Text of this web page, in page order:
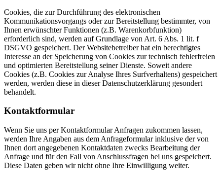
Cookies, die zur Durchführung des elektronischen
Kommunikationsvorgangs oder zur Bereitstellung bestimmter, von
Ihnen erwünschter Funktionen (z.B. Warenkorbfunktion)
erforderlich sind, werden auf Grundlage von Art. 6 Abs. 1 lit. f
DSGVO gespeichert. Der Websitebetreiber hat ein berechtigtes
Interesse an der Speicherung von Cookies zur technisch fehlerfreien
und optimierten Bereitstellung seiner Dienste. Soweit andere
Cookies (z.B. Cookies zur Analyse Ihres Surfverhaltens) gespeichert
werden, werden diese in dieser Datenschutzerklärung gesondert
behandelt.
Kontaktformular
Wenn Sie uns per Kontaktformular Anfragen zukommen lassen,
werden Ihre Angaben aus dem Anfrageformular inklusive der von
Ihnen dort angegebenen Kontaktdaten zwecks Bearbeitung der
Anfrage und für den Fall von Anschlussfragen bei uns gespeichert.
Diese Daten geben wir nicht ohne Ihre Einwilligung weiter.